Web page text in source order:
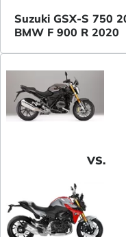
Suzuki GSX-S 750
BMW F 900 R 2020
VS.